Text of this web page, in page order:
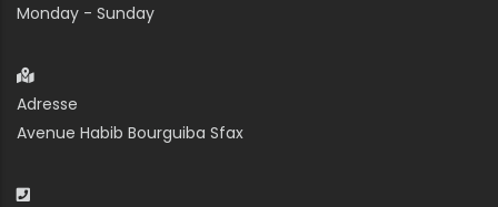
Monday - Sunday
Adresse
Avenue Habib Bourguiba Sfax